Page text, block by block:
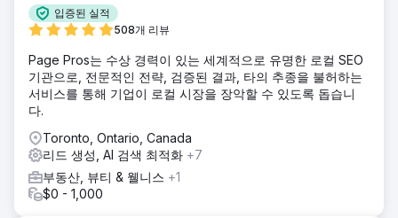
입증된 실적
508개 리뷰
Page Pros는 수상 경력이 있는 세계적으로 유명한 로컬 SEO
기관으로, 전문적인 전략, 검증된 결과, 타의 추종을 불허하는
서비스를 통해 기업이 로컬 시장을 장악할 수 있도록 돕습니
다.
Toronto, Ontario, Canada
리드 생성, AI 검색 최적화 +7
부동산, 뷰티 & 웰니스 +1
$0 - 1,000